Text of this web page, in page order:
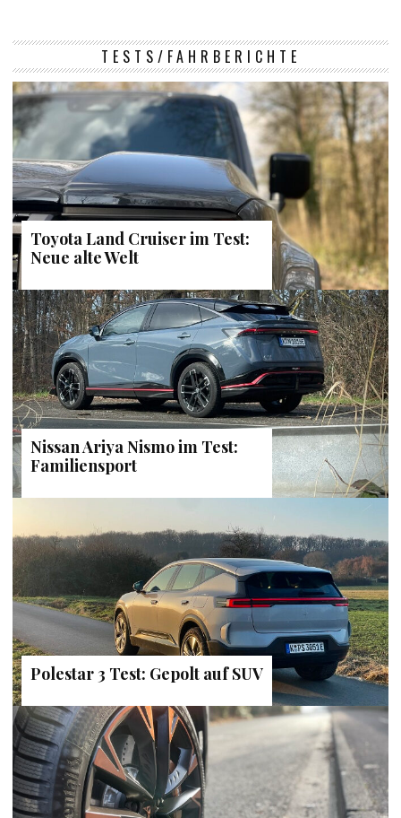
TESTS/FAHRBERICHTE
Toyota Land Cruiser im Test:
Neue alte Welt
Nissan Ariya Nismo im Test:
Familiensport
Polestar 3 Test: Gepolt auf SUV